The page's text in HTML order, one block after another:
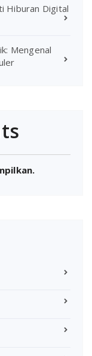
Hiburan Digital
Mengenal